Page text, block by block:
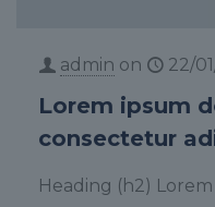
admin on 22/
Lorem ipsum
consectetur
Heading (h2)